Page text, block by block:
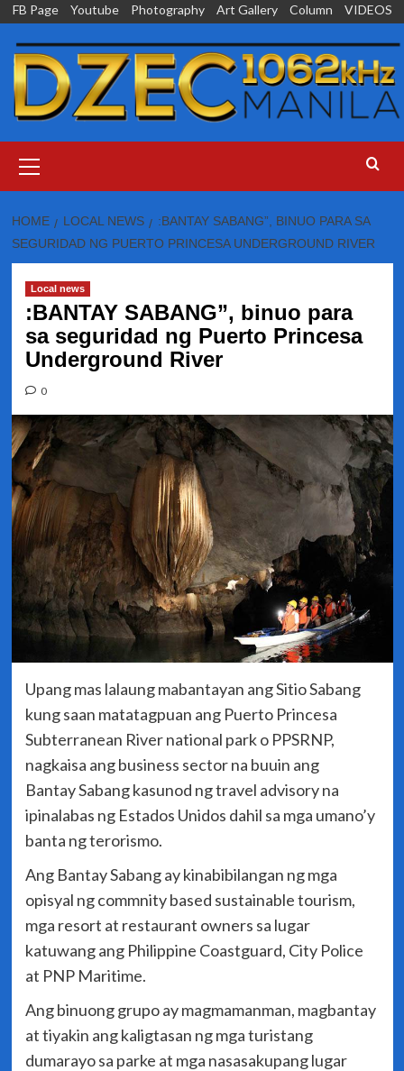
Skip
content
FB Page Youtube Photography Art Gallery Column VIDEOS
Menu
HOME LOCAL NEWS
:BANTAY SABANG”, BINUO PARA SA
SEGURIDAD NG PUERTO PRINCESA UNDERGROUND RIVER
Local news
:BANTAY SABANG”, binuo para
sa seguridad ng Puerto Princesa
Underground River
0
Upang mas lalaung mabantayan ang Sitio Sabang
kung saan matatagpuan ang Puerto Princesa
Subterranean River national park o PPSRNP,
nagkaisa ang business sector na buuin ang
Bantay Sabang kasunod ng travel advisory na
ipinalabas ng Estados Unidos dahil sa mga umano’y
banta ng terorismo.
Ang Bantay Sabang ay kinabibilangan ng mga
opisyal ng commnity based sustainable tourism,
mga resort at restaurant owners sa lugar
katuwang ang Philippine Coastguard, City Police
at PNP Maritime.
Ang binuong grupo ay magmamanman, magbantay
at tiyakin ang kaligtasan ng mga turistang
dumarayo sa parke at mga nasasakupang lugar